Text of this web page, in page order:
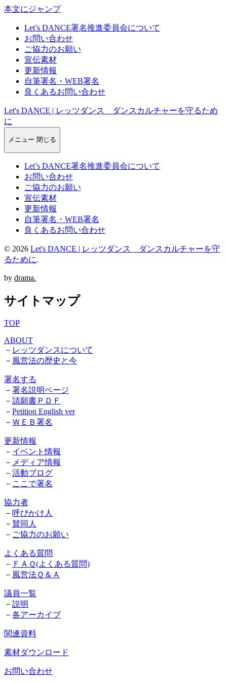
本文にジャンプ
Let’s DANCE署名推進委員会について
お問い合わせ
ご協力のお願い
宣伝素材
更新情報
自筆署名・WEB署名
良くあるお問い合わせ
Let's DANCE | レッツダンス ダンスカルチャーを守るため
に
メニュー 閉じる
Let’s DANCE署名推進委員会について
お問い合わせ
ご協力のお願い
宣伝素材
更新情報
自筆署名・WEB署名
良くあるお問い合わせ
© 2026 Let's DANCE | レッツダンス ダンスカルチャーを守
るために.
by drama.
サイトマップ
TOP
ABOUT
－ レッツダンスについて
－ 風営法の歴史と今
署名する
－ 署名説明ページ
－ 請願書ＰＤＦ
－ Petition English ver
－ ＷＥＢ署名
更新情報
－ イベント情報
－ メディア情報
－ 活動ブログ
－ ここで署名
協力者
－ 呼びかけ人
－ 賛同人
－ ご協力のお願い
よくある質問
－ ＦＡＱ(よくある質問)
－ 風営法Ｑ＆Ａ
議員一覧
－ 説明
－ 各アーカイブ
関連資料
素材ダウンロード
お問い合わせ